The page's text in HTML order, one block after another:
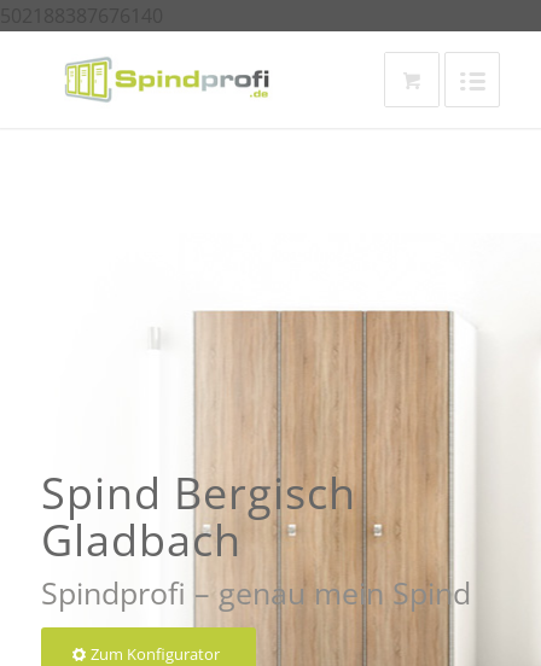
Spind Bergisch
Gladbach
Spindprofi – genau mein Spind
Zum Konfigurator